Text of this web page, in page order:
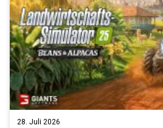
28. Juli 2026